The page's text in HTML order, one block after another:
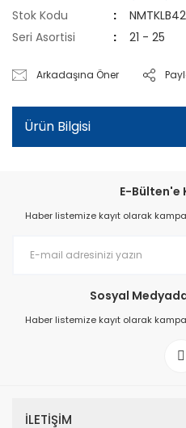
Stok Kodu
NMTKLB42
Seri Asortisi
21 - 25
Arkadaşına Öner
Ürün Bilgisi
E-Bülten'e
Haber listemize kayıt olarak
Sosyal
Haber listemize kayıt olarak
İLETİŞİM